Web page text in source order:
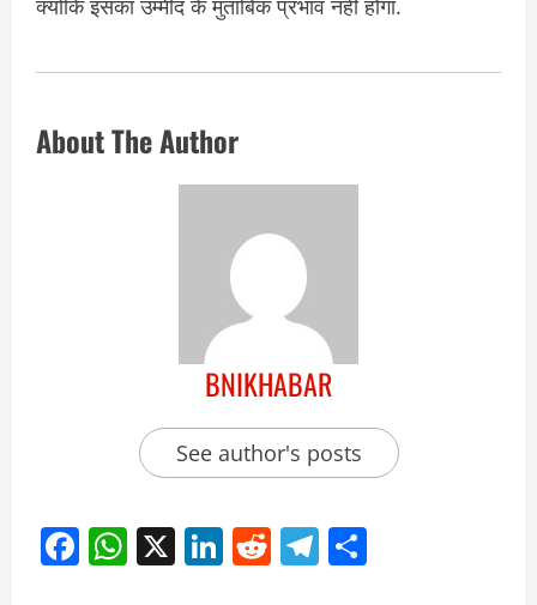
क्योंकि इसका उम्मीद के मुताबिक प्रभाव नहीं होगा.
About The Author
BNIKHABAR
See author's posts
Facebook
WhatsApp
X LinkedIn
RedditTelegram